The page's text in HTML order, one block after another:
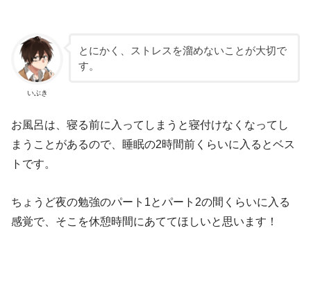
いぶき
とにかく、ストレスを溜めないことが大切で
す。
お風呂は、寝る前に入ってしまうと寝付けなくなってし
まうことがあるので、睡眠の2時間前くらいに入るとベス
トです。
ちょうど夜の勉強のパート1とパート2の間くらいに入る
感覚で、そこを休憩時間にあててほしいと思います！